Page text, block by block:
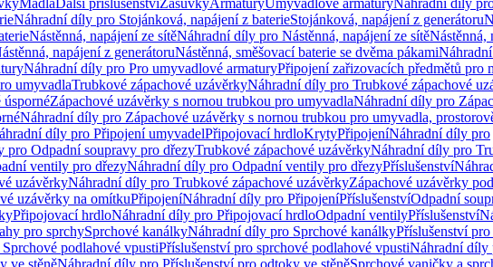
MadlaDalší příslušenstvíZásuvkyArmaturyUmyvadlové armaturyNáhradní díly
Náhradní díly pro Stojánková, napájení z baterieStojánková, napájení z generátoru
Nástěnná, napájení ze sítěNáhradní díly pro Nástěnná, napájení ze sítěNástěnná,
napájení z generátoruNástěnná, směšovací baterie se dvěma pákami
Náhradní díly pro Pro umyvadlové armaturyPřipojení zařizovacích předmětů pro
umyvadlaTrubkové zápachové uzávěrkyNáhradní díly pro Trubkové zápachové
Zápachové uzávěrky s nornou trubkou pro umyvadlaNáhradní díly pro
Náhradní díly pro Zápachové uzávěrky s nornou trubkou pro umyvadla,
díly pro Připojení umyvadelPřipojovací hrdloKrytyPřipojeníNáhradní díly pro
pro Odpadní soupravy pro dřezyTrubkové zápachové uzávěrkyNáhradní díly pro
ventily pro dřezyNáhradní díly pro Odpadní ventily pro dřezyPříslušenství
uzávěrkyNáhradní díly pro Trubkové zápachové uzávěrkyZápachové uzávěrky
uzávěrky na omítkuPřipojeníNáhradní díly pro PřipojeníPříslušenstvíOdpadní
Připojovací hrdloNáhradní díly pro Připojovací hrdloOdpadní ventilyPříslušenství
pro sprchySprchové kanálkyNáhradní díly pro Sprchové kanálkyPříslušenství
podlahové vpustiPříslušenství pro sprchové podlahové vpustiNáhradní díly
ve stěněNáhradní díly pro Příslušenství pro odtoky ve stěněSprchové vaničky a